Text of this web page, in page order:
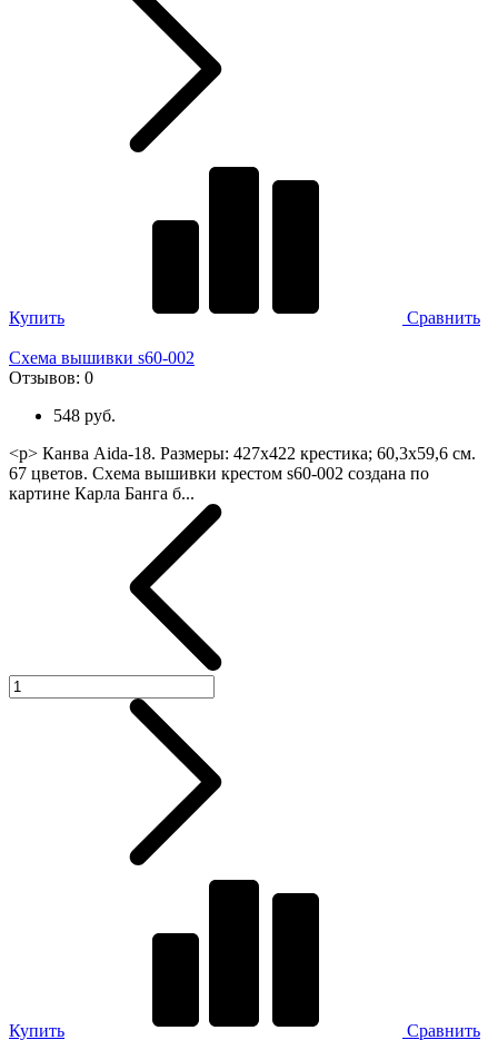
Купить Сравнить
Схема вышивки s60-002
Отзывов: 0
548 руб.
<p> Канва Aida-18. Размеры: 427х422 крестика; 60,3х59,6 см.
67 цветов. Схема вышивки крестом s60-002 создана по
картине Карла Банга б...
Купить Сравнить